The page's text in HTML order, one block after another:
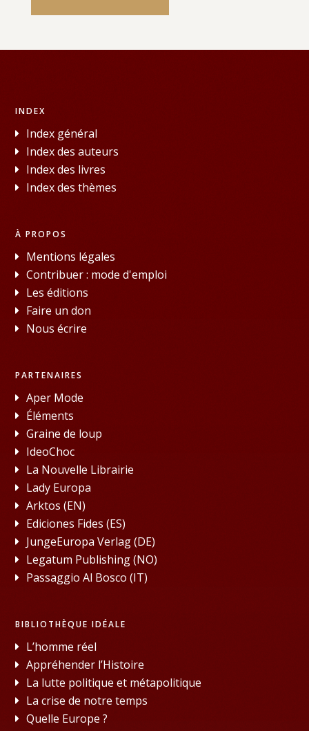
INDEX
Index général
Index des auteurs
Index des livres
Index des thèmes
À PROPOS
Mentions légales
Contribuer : mode d'emploi
Les éditions
Faire un don
Nous écrire
PARTENAIRES
Aper Mode
Éléments
Graine de loup
IdeoChoc
La Nouvelle Librairie
Lady Europa
Arktos (EN)
Ediciones Fides (ES)
JungeEuropa Verlag (DE)
Legatum Publishing (NO)
Passaggio Al Bosco (IT)
BIBLIOTHÈQUE IDÉALE
L’homme réel
Appréhender l’Histoire
La lutte politique et métapolitique
La crise de notre temps
Quelle Europe ?